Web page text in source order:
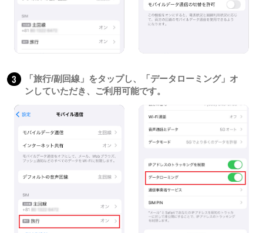
3
「旅行/副回線」をタップし、「データローミング」オ
ンしていただき、ご利用可能です。